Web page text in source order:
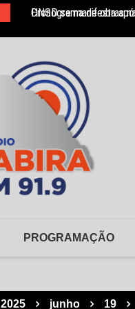
Cronograma de obras
HNSD se manifesta
PROGRAMAÇÃO
2025 junho 19